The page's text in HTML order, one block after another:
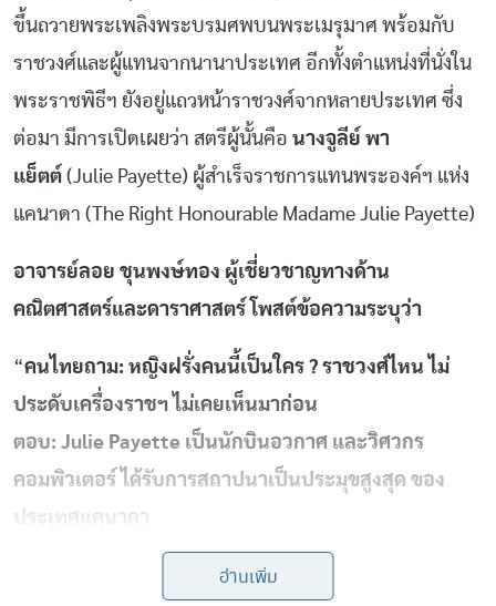
ขึ้นถวายพระเพลิงพระบรมศพบนพระเมรุมาศ พร้อมกับ
ราชวงศ์และผู้แทนจากนานาประเทศ อีกทั้งตำแหน่งที่นั่งใน
พระราชพิธีฯ ยังอยู่แถวหน้าราชวงศ์จากหลายประเทศ ซึ่ง
ต่อมา มีการเปิดเผยว่า สตรีผู้นั้นคือ นางจูลีย์ พา
แย็ตต์ (Julie Payette) ผู้สำเร็จราชการแทนพระองค์ฯ แห่ง
แคนาดา (The Right Honourable Madame Julie Payette)
อาจารย์ลอย ชุนพงษ์ทอง ผู้เชี่ยวชาญทางด้าน
คณิตศาสตร์และดาราศาสตร์ โพสต์ข้อความระบุว่า
“คนไทยถาม: หญิงฝรั่งคนนี้เป็นใคร ? ราชวงศ์ไหน ไม่
ประดับเครื่องราชฯ ไม่เคยเห็นมาก่อน
ตอบ: Julie Payette เป็นนักบินอวกาศ และวิศวกร
คอมพิวเตอร์ ได้รับการสถาปนาเป็นประมุขสูงสุด ของ
ประเทศแคนาดา
แคนาดา ยกย่องบุคคลธรรมดาที่ทำหน้าที่ของตนเองได้ดี
เยี่ยม ดำรงตำแหน่ง ประมุขสูงสุด Governor General
อ่านเพิ่ม